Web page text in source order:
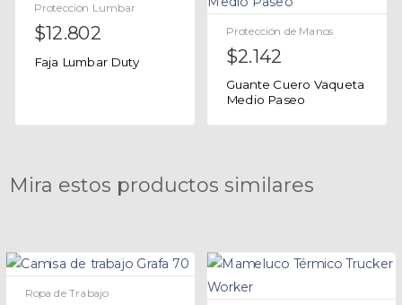
Protección Lumbar
$12.802
Faja Lumbar Duty
Protección de Manos
$2.142
Guante Cuero Vaqueta
Medio Paseo
Mira estos productos similares
Ropa de Trabajo